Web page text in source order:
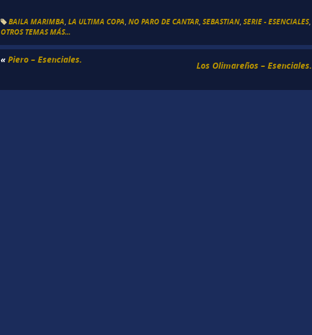
BAILA MARIMBA ,LA ULTIMA COPA ,NO PARO DE CANTAR ,SEBASTIAN ,SERIE - ESENCIALES,
OTROS TEMAS MÁS...
«Piero – Esenciales.
Los Olimareños – Esenciales.